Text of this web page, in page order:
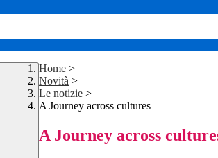
Home >
Novità >
Le notizie >
A Journey across cultures
A Journey across